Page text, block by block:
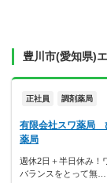
豊川市(愛知県)
正社員 調剤薬局
有限会社スワ薬局
薬局
週休2日＋半日休み！
バランスをとって無…